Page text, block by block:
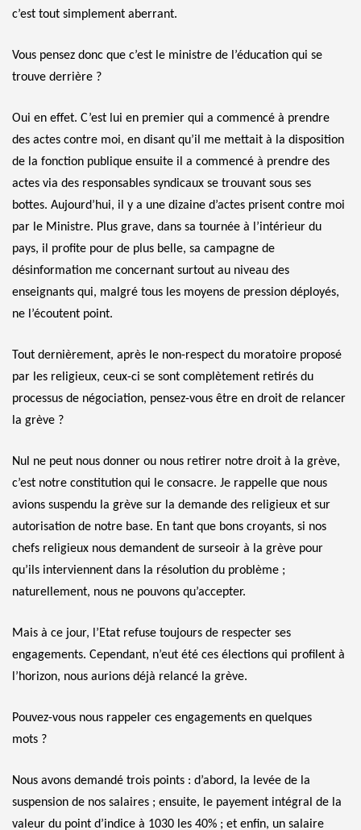
c’est tout simplement aberrant.
Vous pensez donc que c’est le ministre de l’éducation qui se
trouve derrière ?
Oui en effet. C’est lui en premier qui a commencé à prendre
des actes contre moi, en disant qu’il me mettait à la disposition
de la fonction publique ensuite il a commencé à prendre des
actes via des responsables syndicaux se trouvant sous ses
bottes. Aujourd’hui, il y a une dizaine d’actes prisent contre moi
par le Ministre. Plus grave, dans sa tournée à l’intérieur du
pays, il profite pour de plus belle, sa campagne de
désinformation me concernant surtout au niveau des
enseignants qui, malgré tous les moyens de pression déployés,
ne l’écoutent point.
Tout dernièrement, après le non-respect du moratoire proposé
par les religieux, ceux-ci se sont complètement retirés du
processus de négociation, pensez-vous être en droit de relancer
la grève ?
Nul ne peut nous donner ou nous retirer notre droit à la grève,
c’est notre constitution qui le consacre. Je rappelle que nous
avions suspendu la grève sur la demande des religieux et sur
autorisation de notre base. En tant que bons croyants, si nos
chefs religieux nous demandent de surseoir à la grève pour
qu’ils interviennent dans la résolution du problème ;
naturellement, nous ne pouvons qu’accepter.
Mais à ce jour, l’Etat refuse toujours de respecter ses
engagements. Cependant, n’eut été ces élections qui profilent à
l’horizon, nous aurions déjà relancé la grève.
Pouvez-vous nous rappeler ces engagements en quelques
mots ?
Nous avons demandé trois points : d’abord, la levée de la
suspension de nos salaires ; ensuite, le payement intégral de la
valeur du point d’indice à 1030 les 40% ; et enfin, un salaire